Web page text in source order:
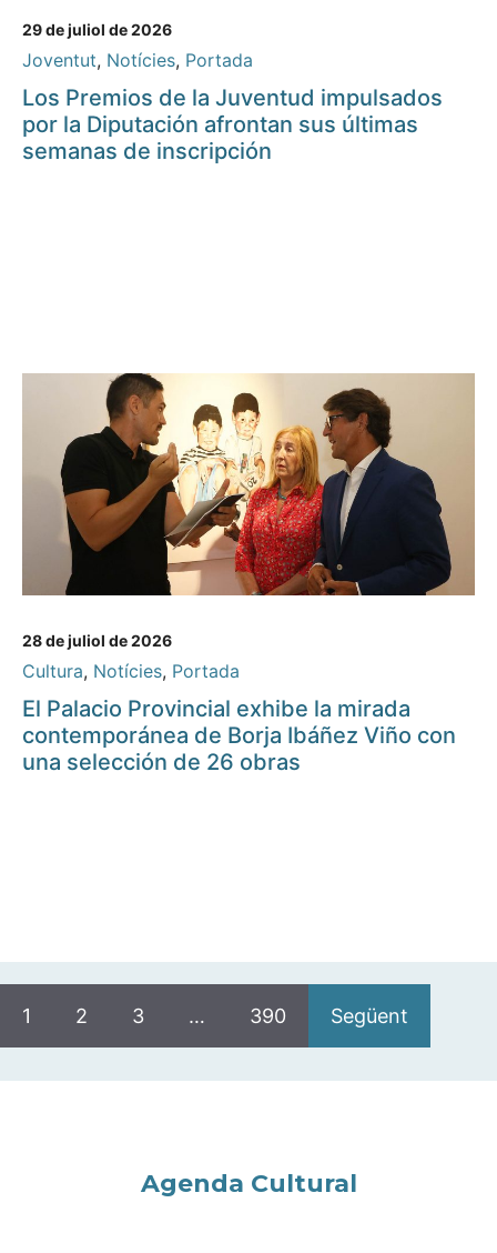
29 de juliol de 2026
Joventut, Notícies, Portada
Los Premios de la Juventud impulsados
por la Diputación afrontan sus últimas
semanas de inscripción
28 de juliol de 2026
Cultura, Notícies, Portada
El Palacio Provincial exhibe la mirada
contemporánea de Borja Ibáñez Viño con
una selección de 26 obras
1 2 3 … 390 Següent
Agenda Cultural